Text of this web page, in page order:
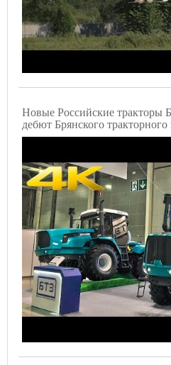
Новые Российские
дебют Брянского тракторного